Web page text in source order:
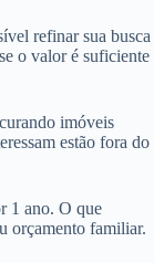
refinar sua busca
o valor é suficiente
imóveis
estão fora do
1 ano. O que
orçamento familiar.